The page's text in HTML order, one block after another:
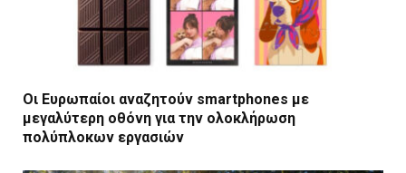
Οι Ευρωπαίοι αναζητούν smartphones με
μεγαλύτερη οθόνη για την ολοκλήρωση
πολύπλοκων εργασιών